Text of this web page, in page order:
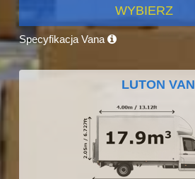
WYBIERZ
Specyfikacja Vana
LUTON VAN